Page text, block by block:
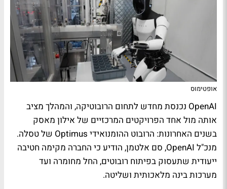
אופטימוס
OpenAI נכנסת מחדש לתחום הרובוטיקה, והמהלך מציב
אותה מול אחד הפרויקטים המרכזיים של אילון מאסק
בשנים האחרונות: הרובוט ההומנואידי Optimus של טסלה.
מנכ"ל OpenAI, סם אלטמן, הודיע כי החברה מקימה חטיבה
ייעודית שתעסוק בפיתוח רובוטים, החל מחומרה ועד
מערכות בינה מלאכותית ושליטה.